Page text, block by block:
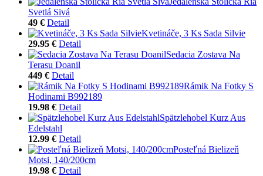
Svetlá Sivá
49 € Detail
Kvetináče, 3 Ks Sada Silvie
29.95 € Detail
Sedacia Zostava Na
Terasu Doanil
449 € Detail
Rámik Na Fotky S
Hodinami B992189
19.98 € Detail
Spätzlehobel Kurz Aus
Edelstahl
12.99 € Detail
Posteľná Bielizeň
Motsi, 140/200cm
19.98 € Detail